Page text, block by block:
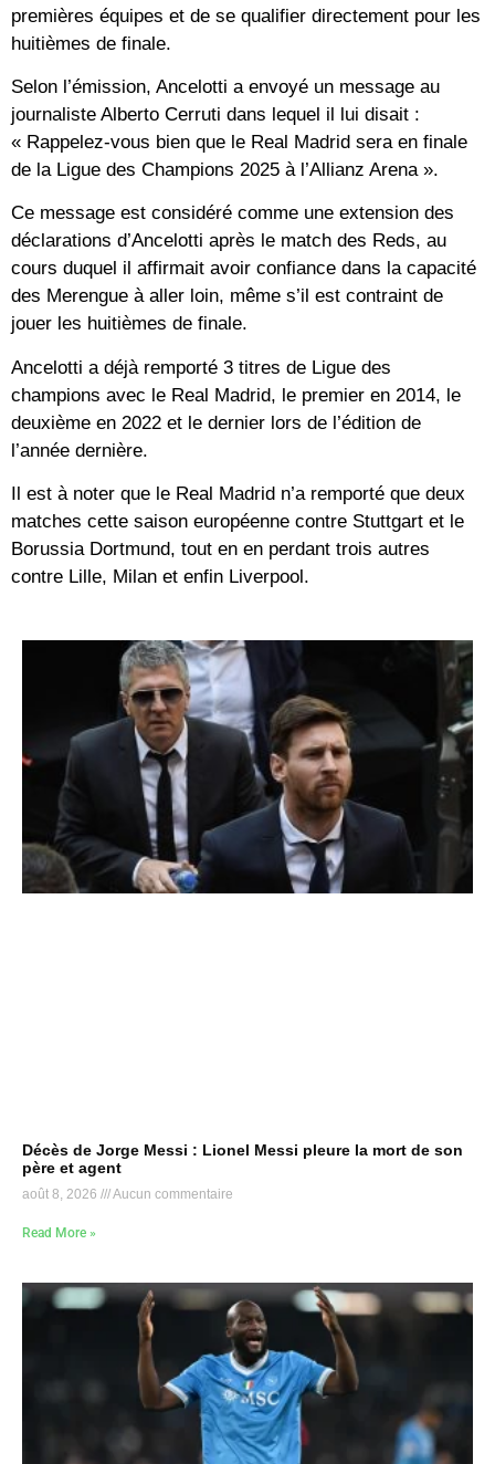
premières équipes et de se qualifier directement pour les
huitièmes de finale.
Selon l’émission, Ancelotti a envoyé un message au
journaliste Alberto Cerruti dans lequel il lui disait :
« Rappelez-vous bien que le Real Madrid sera en finale
de la Ligue des Champions 2025 à l’Allianz Arena ».
Ce message est considéré comme une extension des
déclarations d’Ancelotti après le match des Reds, au
cours duquel il affirmait avoir confiance dans la capacité
des Merengue à aller loin, même s’il est contraint de
jouer les huitièmes de finale.
Ancelotti a déjà remporté 3 titres de Ligue des
champions avec le Real Madrid, le premier en 2014, le
deuxième en 2022 et le dernier lors de l’édition de
l’année dernière.
Il est à noter que le Real Madrid n’a remporté que deux
matches cette saison européenne contre Stuttgart et le
Borussia Dortmund, tout en en perdant trois autres
contre Lille, Milan et enfin Liverpool.
Décès de Jorge Messi : Lionel Messi pleure la mort de son
père et agent
août 8, 2026 Aucun commentaire
Read More »